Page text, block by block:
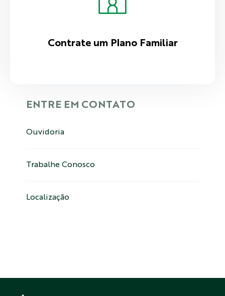
Contrate um Plano Familiar
ENTRE EM CONTATO
Ouvidoria
Trabalhe Conosco
Localização